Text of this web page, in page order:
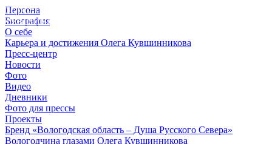
Персона
Биография
О себе
Карьера и достижения Олега Кувшинникова
Пресс-центр
Новости
Фото
Видео
Дневники
Фото для прессы
Проекты
Бренд «Вологодская область – Душа Русского Севера»
Вологодчина глазами Олега Кувшинникова
© 2012 - 2023,
КУВШИННИКОВ О.А.